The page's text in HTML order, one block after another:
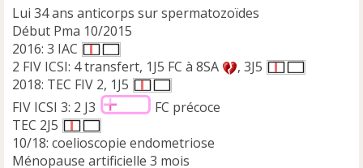
Lui 34 ans anticorps sur spermatozoïdes
Début Pma 10/2015
2016: 3 IAC
2 FIV ICSI: 4 transfert, 1J5 FC à 8SA
, 3J5
2018: TEC FIV 2, 1J5
FIV ICSI 3: 2 J3
FC précoce
TEC 2J5
10/18: coelioscopie endometriose
Ménopause artificielle 3 mois